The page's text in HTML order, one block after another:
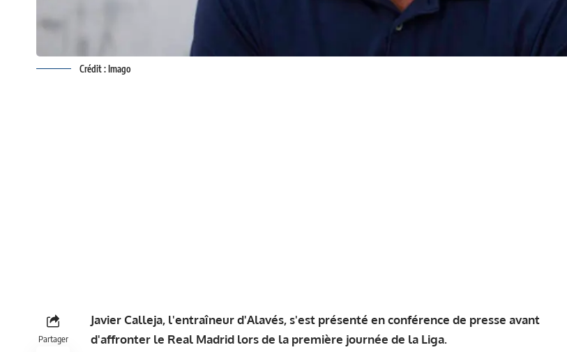
Crédit : Imago
Partager
Javier Calleja, l'entraîneur d'Alavés, s'est présenté en conférence de presse avant
d'affronter le Real Madrid lors de la première journée de la Liga.